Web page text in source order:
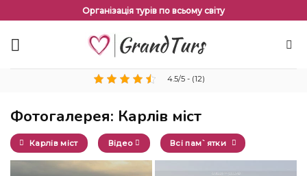
змісту
Організація турів по всьому світу
4.5/5 - (12)
Фотогалерея: Карлів міст
Карлів міст Відео Всі пам`ятки